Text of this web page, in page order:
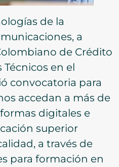
de la
a
de Crédito
en el
convocatoria para
accedan a más de
digitales e
superior
a través de
para formación en